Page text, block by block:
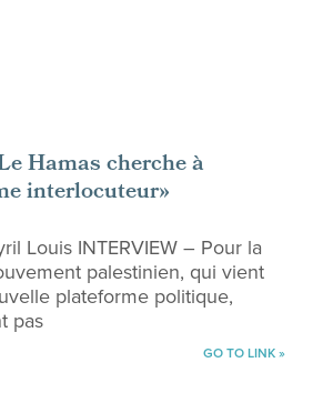
Hamas cherche à
interlocuteur»
Louis INTERVIEW – Pour la
palestinien, qui vient
plateforme politique,
pas
GO TO LINK »